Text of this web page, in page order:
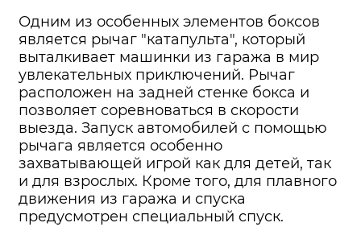
Одним из особенных элементов боксов
является рычаг "катапульта", который
выталкивает машинки из гаража в мир
увлекательных приключений. Рычаг
расположен на задней стенке бокса и
позволяет соревноваться в скорости
выезда. Запуск автомобилей с помощью
рычага является особенно
захватывающей игрой как для детей, так
и для взрослых. Кроме того, для плавного
движения из гаража и спуска
предусмотрен специальный спуск.